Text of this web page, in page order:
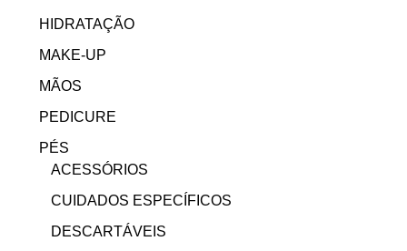
HIDRATAÇÃO
MAKE-UP
MÃOS
PEDICURE
PÉS
ACESSÓRIOS
CUIDADOS ESPECÍFICOS
DESCARTÁVEIS